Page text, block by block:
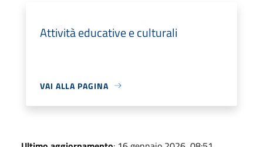
Attività educative e culturali
VAI ALLA PAGINA